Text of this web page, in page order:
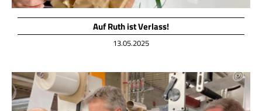
Auf Ruth ist Verlass!
13.05.2025